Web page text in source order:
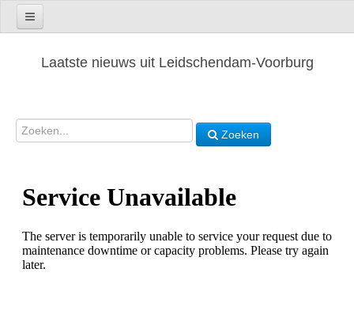
Laatste nieuws uit Leidschendam-Voorburg
Zoeken